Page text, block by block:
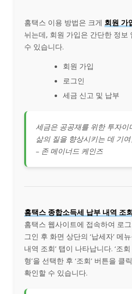
홈택스 이용 방법은 크게 회원 가
뉘는데, 회원 가입은 간단한 정보
수 있습니다.
회원 가입
로그인
세금 신고 및 납부
세금은 공공재를 위한 투자이
삶의 질을 향상시키는 데 기
– 존 메이너드 케인즈
홈택스 종합소득세 납부 내역 조
홈택스 웹사이트에 접속하여 로
그인 후 화면 상단의 ‘납세자’ 메
내역 조회’ 탭이 나타납니다. ‘조회
형’을 선택한 후 ‘조회’ 버튼을 클
확인할 수 있습니다.